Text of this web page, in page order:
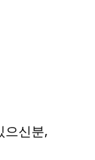
으신분,